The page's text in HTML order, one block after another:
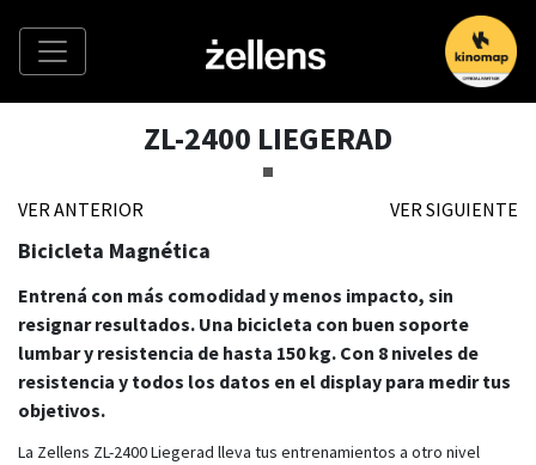
ZL-2400 LIEGERAD
VER ANTERIOR VER SIGUIENTE
Bicicleta Magnética
Entrená con más comodidad y menos impacto, sin
resignar resultados. Una bicicleta con buen soporte
lumbar y resistencia de hasta 150 kg. Con 8 niveles de
resistencia y todos los datos en el display para medir tus
objetivos.
La Zellens ZL-2400 Liegerad lleva tus entrenamientos a otro nivel